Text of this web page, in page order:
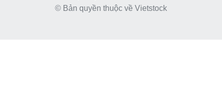
© Bản quyền thuộc về Vietstock